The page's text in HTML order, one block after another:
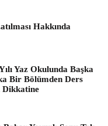
Hakkında
Yaz Okulunda Başka
Bir Bölümden Ders
Dikkatine